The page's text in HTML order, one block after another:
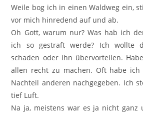
Weile bog ich in einen Waldweg ein,
vor mich hinredend auf und ab.
Oh Gott, warum nur? Was hab ich
ich so gestraft werde? Ich wollte
schaden oder ihn übervorteilen.
allen recht zu machen. Oft habe ich
Nachteil anderen nachgegeben. Ich
tief Luft.
Na ja, meistens war es ja nicht ganz